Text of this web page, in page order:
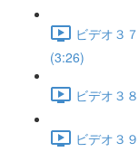
ビデオ３
(3:26)
ビデオ３
ビデオ３